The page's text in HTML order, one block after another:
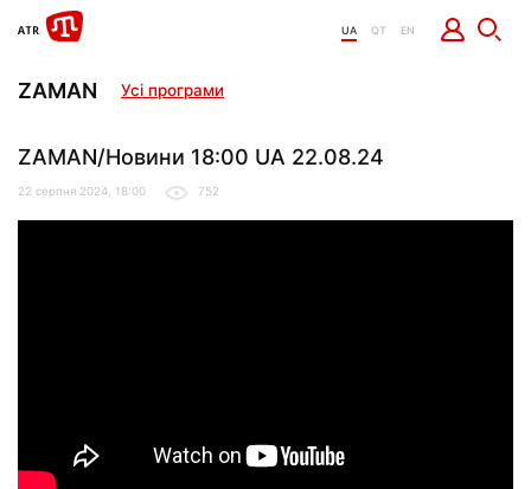
UA QT EN
ZAMAN Усі програми
ZAMAN/Новини 18:00 UA 22.08.24
22 серпня 2024, 18:00 752